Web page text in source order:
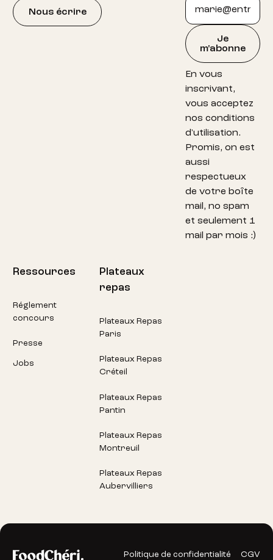
Nous écrire
Je
m'abonne
En vous
inscrivant,
vous acceptez
nos conditions
d'utilisation.
Promis, on est
aussi
respectueux
de votre boîte
mail, no spam
et seulement 1
mail par mois :)
Ressources
Réglement
concours
Presse
Jobs
Plateaux
repas
Plateaux Repas
Paris
Plateaux Repas
Créteil
Plateaux Repas
Pantin
Plateaux Repas
Montreuil
Plateaux Repas
Aubervilliers
Politique de confidentialité
CGV